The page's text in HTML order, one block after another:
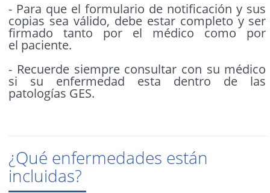
- Para que el formulario de notificación y sus
copias sea válido, debe estar completo y ser
firmado tanto por el médico como por
el paciente.
- Recuerde siempre consultar con su médico
si su enfermedad esta dentro de las
patologías GES.
¿Qué enfermedades están
incluidas?